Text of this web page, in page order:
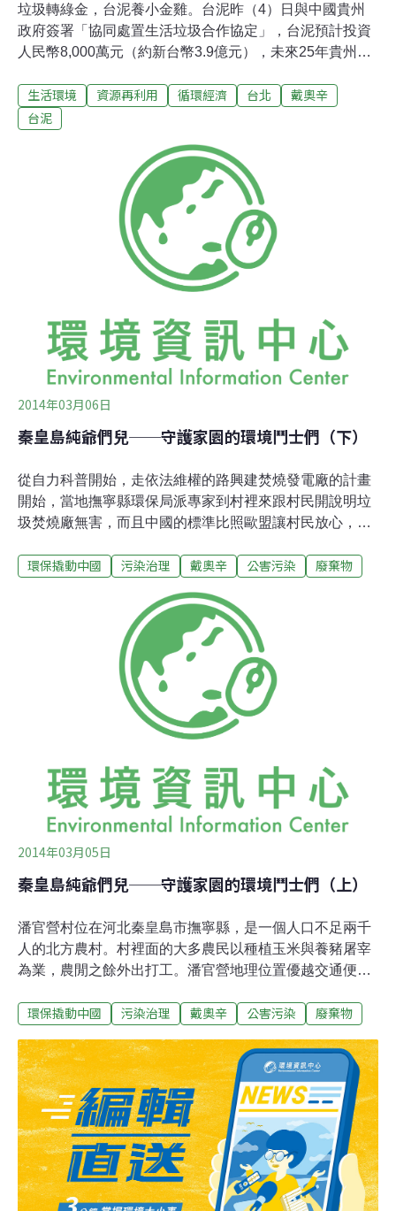
垃圾轉綠金，台泥養小金雞。台泥昨（4）日與中國貴州
政府簽署「協同處置生活垃圾合作協定」，台泥預計投資
人民幣8,000萬元（約新台幣3.9億元），未來25年貴州的
府合作處理生活垃圾，儘管沒有透露每噸垃圾處理費用，
不過按目前中國各地支付處理費約在人民幣100元至200元
民幣730萬到1,460萬元（約新台幣3,470萬到6,940萬元）
效益。台泥表示，一直以來，垃圾焚燒是國內各大城市垃
圾處理的主要方式，但一般垃圾焚燒會產生的戴奧辛等有
毒有害物質和氣體，而用掩埋方式處理垃圾又將占用土地
資源。台泥說，如果用水泥窯協同處置垃圾，因其高溫充
分燃燒，可以避免產生二惡英等有毒氣體外洩，也能解決
生活環境 資源再利用 循環經濟 台北
戴奧辛
台泥
2014年03月06日
秦皇島純爺們兒──守護家園的環境鬥士們（下）
從自力科普開始，走依法維權的路興建焚燒發電廠的計畫
開始，當地撫寧縣環保局派專家到村裡來跟村民開說明垃
圾焚燒廠無害，而且中國的標準比照歐盟讓村民放心，並
不停蹄的家戶拜訪，自製圖文說明垃圾焚燒過程的原理，
類標準讓垃圾焚燒發電根本無法徹底防止戴奧辛產生的風
險。村民們從電視節目上錄製一段有關北京六裡屯反焚燒
發電廠的影片，大量複製光碟向村民發送，說明反對焚燒
發電廠抗爭早有實例，最後維權村民找上北京以參與反對
垃圾焚燒項目訴訟聞名的環保公益律師夏軍。在律師的協
助下，維權村民針對焚燒廠項目違法開發佔用「基本農
田」與環評程序中「變造公眾意見調查表」等疏失下，向
他們的努力逐漸獲得媒體與環保界的關注與支持。現在他
們也開始學習與外界建立溝通聯絡的管道，藉由網路工具
環保撬動中國 污染治理 戴奧辛 公害污染 廢棄物
2014年03月05日
秦皇島純爺們兒──守護家園的環境鬥士們（上）
潘官營村位在河北秦皇島市撫寧縣，是一個人口不足兩千
人的北方農村。村裡面的大多農民以種植玉米與養豬屠宰
為業，農閒之餘外出打工。潘官營地理位置優越交通便
遠，既能兼顧農事也能夠在城市裡面打打工、做點小生
政府計畫在這裡建「秦皇島西部生活區垃圾焚燒發電項
目」，項目以BOT方式由浙江偉明環保股份有限公司（下
稱偉明公司）投資建設焚燒發電廠。從此，潘官營開始長
達四年的反對焚燒發電廠運動。村民透過北京的環保律師
夏軍協助，向河北省石家莊人民法院狀告偉明公司委託大
氣科學研究院的公眾意見調查表造假[1] 。在2011年的5
月，河北省環保廳下令撤銷該焚燒發電項目的環評資格，
焚燒發電廠被迫停建。雖然該項目迄今停工兩年有餘，村
環保撬動中國 污染治理 戴奧辛 公害污染 廢棄物